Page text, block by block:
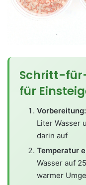
Schritt-
für
Vorbereitung:
Liter Wasser
darin auf
Temperatur
Wasser auf
warmer